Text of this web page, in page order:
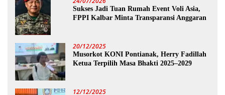
Sukses Jadi Tuan Rumah Event Voli Asia,
FPPI Kalbar Minta Transparansi Anggaran
20/12/2025
Musorkot KONI Pontianak, Herry Fadillah
Ketua Terpilih Masa Bhakti 2025–2029
12/12/2025